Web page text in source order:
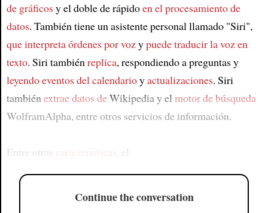
Article
de gráficosy el doble de rápidoen el procesamiento de
datos. También tiene un asistente personal llamado "Siri",
que interpreta órdenes por vozypuede traducir la voz en
texto. Siri tambiénreplica, respondiendo a preguntas y
leyendo eventos del calendarioyactualizaciones. Siri
tambiénextrae datos deWikipedia y el motor de búsqueda
WolframAlpha, entre otros servicios de información.
Entre otras características , el
Continue the conversation